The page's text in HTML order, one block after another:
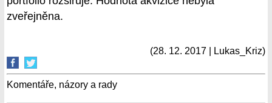
zveřejněna.
(28. 12. 2017 | Lukas_Kriz)
Komentáře, názory a rady